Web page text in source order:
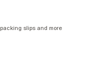
slips and more